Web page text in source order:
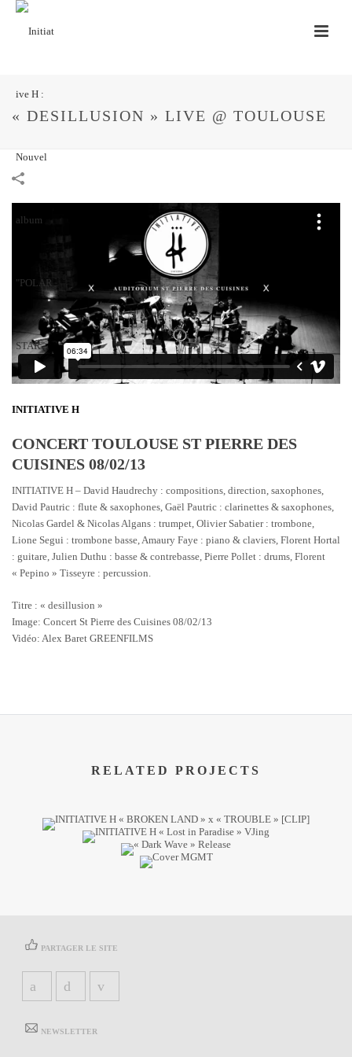
« DESILLUSION » LIVE @ TOULOUSE
INITIATIVE H
CONCERT TOULOUSE ST PIERRE DES
CUISINES 08/02/13
INITIATIVE H – David Haudrechy : compositions, direction, saxophones,
David Pautric : flute & saxophones, Gaël Pautric : clarinettes & saxophones,
Nicolas Gardel & Nicolas Algans : trumpet, Olivier Sabatier : trombone,
Lione Segui : trombone basse, Amaury Faye : piano & claviers, Florent Hortal
: guitare, Julien Duthu : basse & contrebasse, Pierre Pollet : drums, Florent
« Pepino » Tisseyre : percussion.
Titre : « desillusion »
Image: Concert St Pierre des Cuisines 08/02/13
Vidéo: Alex Baret GREENFILMS
RELATED PROJECTS
PARTAGER LE SITE
NEWSLETTER